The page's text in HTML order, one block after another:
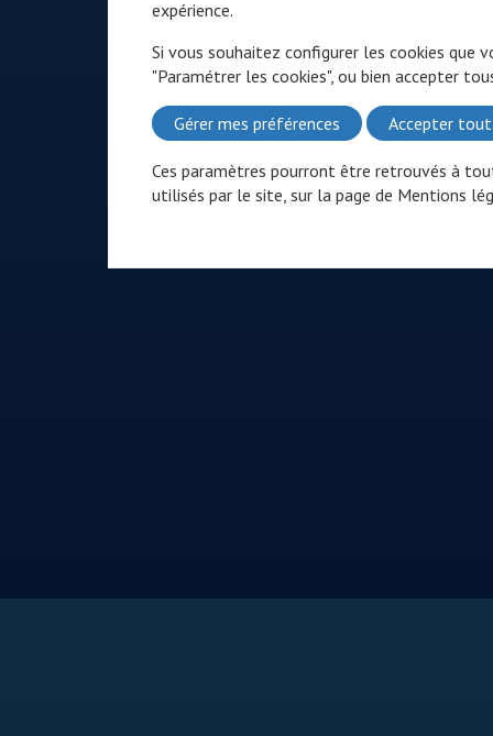
expérience.
Si vous souhaitez configurer les cookies que
"Paramétrer les cookies", ou bien accepter
Gérer mes préférences Accepter tout
Ces paramètres pourront être retrouvés à
utilisés par le site, sur la page de Mentions